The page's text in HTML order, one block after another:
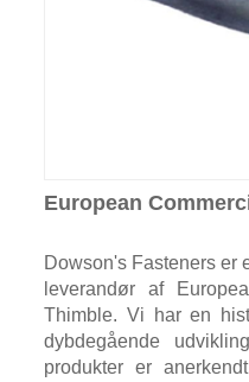
European
Dowson's Fasteners er
leverandør af
Thimble. Vi har en
dybdegående
produkter er